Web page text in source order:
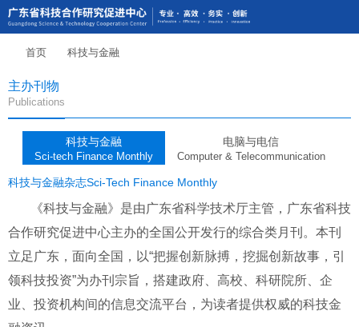
首页 科技与金融
主办刊物
Publications
科技与金融
Sci-tech Finance Monthly
电脑与电信
Computer & Telecommunication
科技与金融杂志Sci-Tech Finance Monthly
《科技与金融》是由广东省科学技术厅主管，广东省科技
合作研究促进中心主办的全国公开发行的综合类月刊。本刊
立足广东，面向全国，以“把握创新脉搏，挖掘创新故事，引
领科技投资”为办刊宗旨，搭建政府、高校、科研院所、企
业、投资机构间的信息交流平台，为读者提供权威的科技金